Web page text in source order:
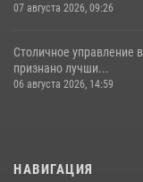
07 августа 2026, 09:26
Столичное управление
признано лучши...
06 августа 2026, 14:59
НАВИГАЦИЯ